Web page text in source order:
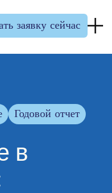
заявку сейчас
Годовой отчет
в